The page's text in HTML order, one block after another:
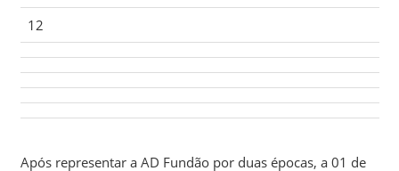
12
Após representar a AD Fundão por duas épocas, a 01 de